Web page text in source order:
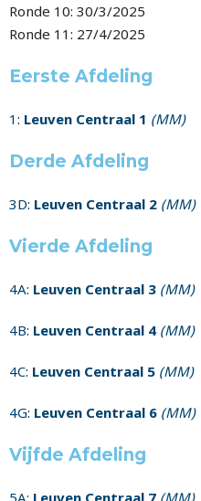
Ronde 10: 30/3/2025
Ronde 11: 27/4/2025
Eerste Afdeling
1: Leuven Centraal 1 (MM)
Derde Afdeling
3D: Leuven Centraal 2 (MM)
Vierde Afdeling
4A: Leuven Centraal 3 (MM)
4B: Leuven Centraal 4 (MM)
4C: Leuven Centraal 5 (MM)
4G: Leuven Centraal 6 (MM)
Vijfde Afdeling
5A: Leuven Centraal 7 (MM)